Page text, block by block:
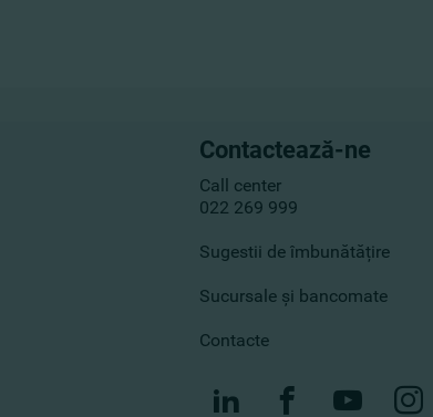
Contactează-ne
Call center
022 269 999
Sugestii de îmbunătățire
Sucursale și bancomate
Contacte